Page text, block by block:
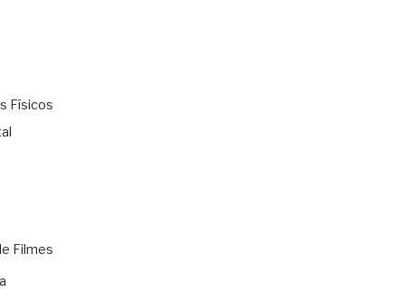
Físicos
Filmes